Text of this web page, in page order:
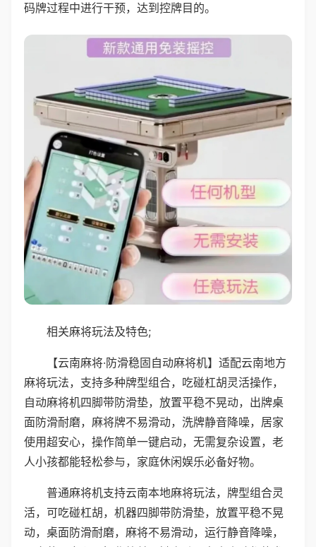
码牌过程中进行干预，达到控牌目的。
相关麻将玩法及特色;
【云南麻将·防滑稳固自动麻将机】适配云南地方
麻将玩法，支持多种牌型组合，吃碰杠胡灵活操作，
自动麻将机四脚带防滑垫，放置平稳不晃动，出牌桌
面防滑耐磨，麻将牌不易滑动，洗牌静音降噪，居家
使用超安心，操作简单一键启动，无需复杂设置，老
人小孩都能轻松参与，家庭休闲娱乐必备好物。
普通麻将机支持云南本地麻将玩法，牌型组合灵
活，可吃碰杠胡，机器四脚带防滑垫，放置平稳不晃
动，桌面防滑耐磨，麻将不易滑动，运行静音降噪，